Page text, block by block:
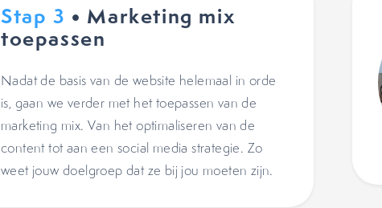
Stap 3 • Marketing mix
toepassen
Nadat de basis van de website helemaal in orde
is, gaan we verder met het toepassen van de
marketing mix. Van het optimaliseren van de
content tot aan een social media strategie. Zo
weet jouw doelgroep dat ze bij jou moeten zijn.